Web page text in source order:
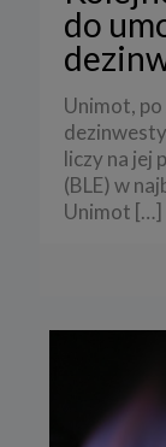
do
Unimot,
liczy na jej
(BLE) w
Unimot […]